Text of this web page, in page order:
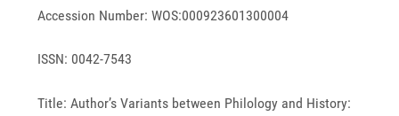
Accession Number: WOS:000923601300004
ISSN: 0042-7543
Title: Author’s Variants between Philology and History: